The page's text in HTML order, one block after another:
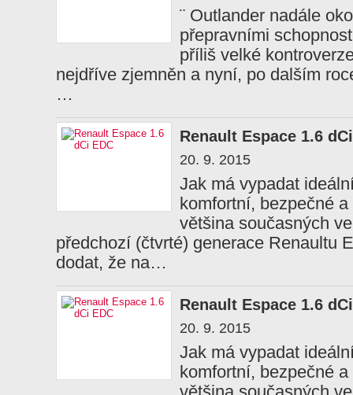
¨ Outlander nadále
přepravními
příliš velké
nejdříve zjemněn a nyní, po dalším
…
Renault Espace 1.6
20. 9. 2015
Jak má vypadat
komfortní, bezpečné
většina současných
předchozí (čtvrté) generace Renaultu
dodat, že na…
Renault Espace 1.6
20. 9. 2015
Jak má vypadat
komfortní, bezpečné